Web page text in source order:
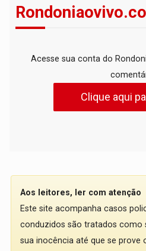
Acesse sua conta do
Clique aqui
Aos leitores, ler com atenção
Este site acompanha casos
conduzidos são tratados como
sua inocência até que se prove